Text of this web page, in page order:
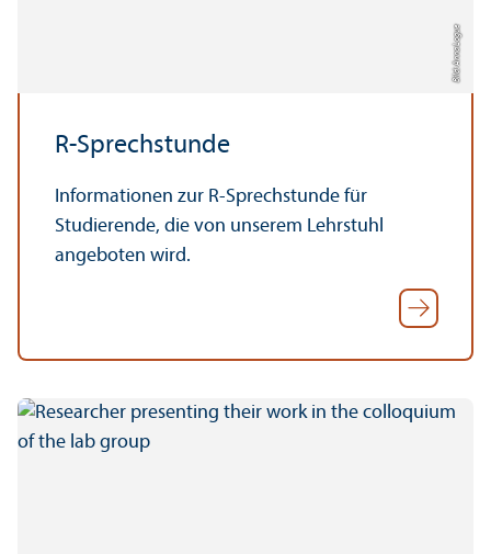
Bild: Anna Logue
R-Sprechstunde
Informationen zur R-Sprechstunde für
Studierende, die von unserem Lehr­stuhl
angeboten wird.